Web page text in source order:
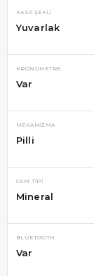
KASA ŞEKLI
Yuvarlak
KRONOMETRE
Var
MEKANIZMA
Pilli
CAM TIPI
Mineral
BLUETOOTH
Var